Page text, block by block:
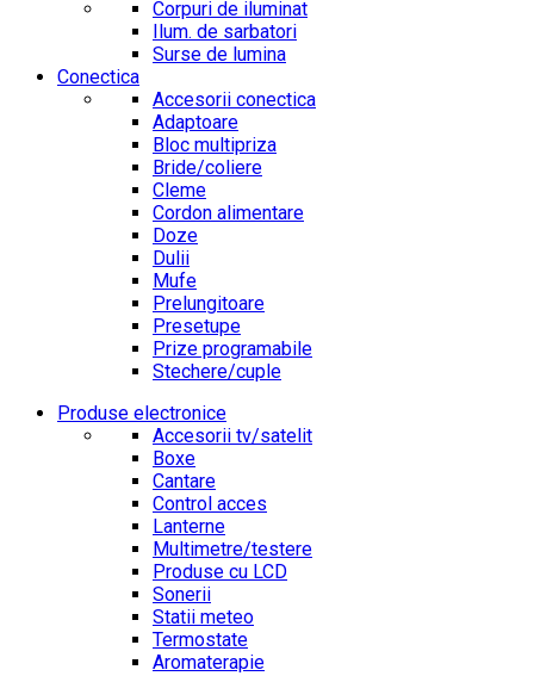
Corpuri de iluminat
Ilum. de sarbatori
Surse de lumina
Conectica
Accesorii conectica
Adaptoare
Bloc multipriza
Bride/coliere
Cleme
Cordon alimentare
Doze
Dulii
Mufe
Prelungitoare
Presetupe
Prize programabile
Stechere/cuple
Produse electronice
Accesorii tv/satelit
Boxe
Cantare
Control acces
Lanterne
Multimetre/testere
Produse cu LCD
Sonerii
Statii meteo
Termostate
Aromaterapie